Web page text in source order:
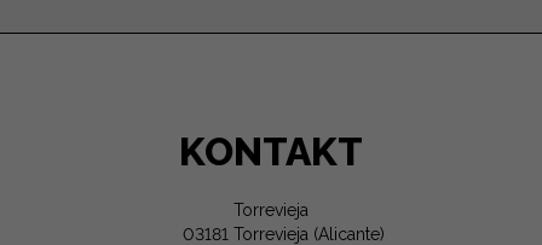
KONTAKT
Torrevieja
03181 Torrevieja (Alicante)